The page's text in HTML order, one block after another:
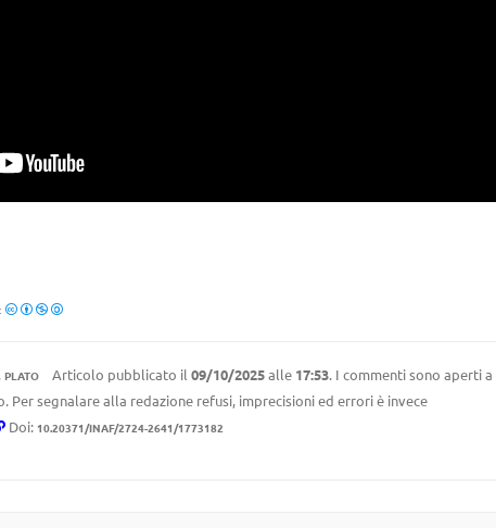
PLATO Articolo pubblicato il 09/10/2025alle 17:53. I commenti sono aperti a
Per segnalare alla redazione refusi, imprecisioni ed errori è invece
Doi: 10.20371/INAF/2724-2641/1773182